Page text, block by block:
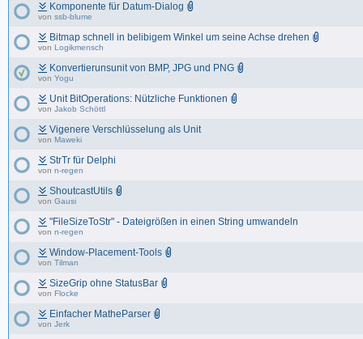
Komponente für Datum-Dialog
von ssb-blume
Bitmap schnell in belibigem Winkel um seine Achse drehen
von Logikmensch
Konvertierunsunit von BMP, JPG und PNG
von Yogu
Unit BitOperations: Nützliche Funktionen
von Jakob Schöttl
Vigenere Verschlüsselung als Unit
von Maweki
StrTr für Delphi
von n-regen
ShoutcastUtils
von Gausi
"FileSizeToStr" - Dateigrößen in einen String umwandeln
von n-regen
Window-Placement-Tools
von Tilman
SizeGrip ohne StatusBar
von Flocke
Einfacher MatheParser
von Jerk